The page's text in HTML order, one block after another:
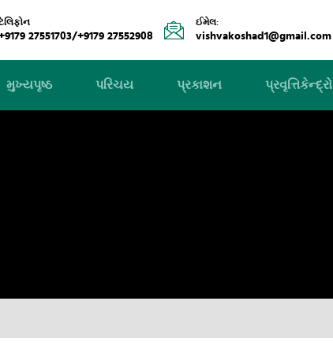
27551703/+9179 27552908
ઈમેલ:
vishvakoshad1@gmail.com
મુખ્યપૃષ્ઠ પરિચય પ્રકાશન પ્રવૃત્તિકેન્દ્રો